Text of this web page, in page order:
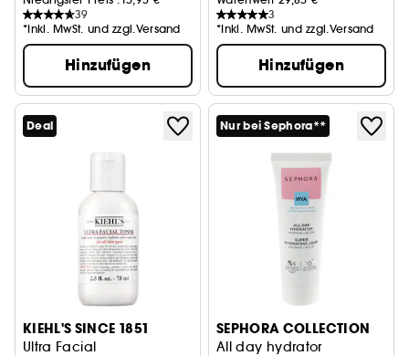
39
*Inkl. MwSt. und zzgl.Versand
Hinzufügen
3
*Inkl. MwSt. und zzgl.Versand
Hinzufügen
Deal
KIEHL'S SINCE 1851
Ultra Facial
Nur bei Sephora**
SEPHORA COLLECTION
All day hydrator